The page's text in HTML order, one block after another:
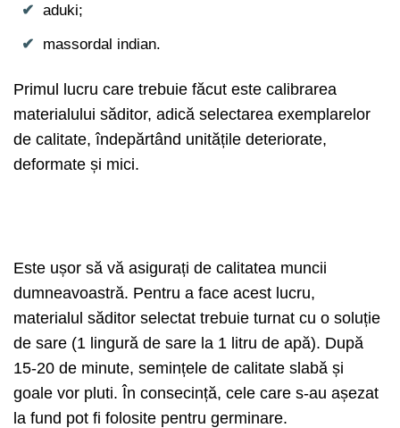
aduki;
massordal indian.
Primul lucru care trebuie făcut este calibrarea
materialului săditor, adică selectarea exemplarelor
de calitate, îndepărtând unitățile deteriorate,
deformate și mici.
Este ușor să vă asigurați de calitatea muncii
dumneavoastră. Pentru a face acest lucru,
materialul săditor selectat trebuie turnat cu o soluție
de sare (1 lingură de sare la 1 litru de apă). După
15-20 de minute, semințele de calitate slabă și
goale vor pluti. În consecință, cele care s-au așezat
la fund pot fi folosite pentru germinare.